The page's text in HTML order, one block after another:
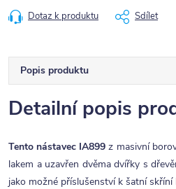
Dotaz k produktu Sdílet
Popis produktu
Detailní popis
Tento nástavec IA899 z masivní
lakem a uzavřen dvěma dvířky s
jako možné příslušenství k šatní